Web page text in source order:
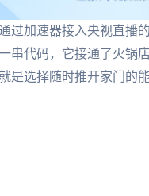
过加速器接入央视直播
串代码，它接通了火锅
是选择随时推开家门